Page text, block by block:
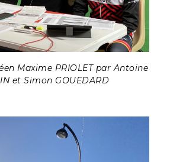
Maxime PRIOLET par Antoine
et Simon GOUEDARD